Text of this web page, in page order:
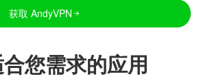
获取 AndyVPN
您需求的应用